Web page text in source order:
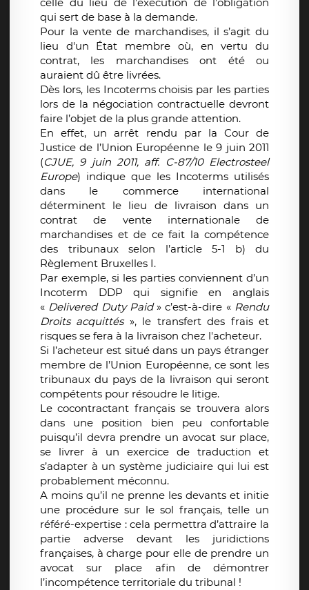
celle du lieu de l’exécution de l’obligation
qui sert de base à la demande.
Pour la vente de marchandises, il s’agit du
lieu d'un État membre où, en vertu du
contrat, les marchandises ont été ou
auraient dû être livrées.
Dès lors, les Incoterms choisis par les parties
lors de la négociation contractuelle devront
faire l’objet de la plus grande attention.
En effet, un arrêt rendu par la Cour de
Justice de l’Union Européenne le 9 juin 2011
(CJUE, 9 juin 2011, aff. C-87/10 Electrosteel
Europe) indique que les Incoterms utilisés
dans le commerce international
déterminent le lieu de livraison dans un
contrat de vente internationale de
marchandises et de ce fait la compétence
des tribunaux selon l’article 5-1 b) du
Règlement Bruxelles I.
Par exemple, si les parties conviennent d’un
Incoterm DDP qui signifie en anglais
« Delivered Duty Paid» c’est-à-dire « Rendu
Droits acquittés», le transfert des frais et
risques se fera à la livraison chez l'acheteur.
Si l’acheteur est situé dans un pays étranger
membre de l’Union Européenne, ce sont les
tribunaux du pays de la livraison qui seront
compétents pour résoudre le litige.
Le cocontractant français se trouvera alors
dans une position bien peu confortable
puisqu’il devra prendre un avocat sur place,
se livrer à un exercice de traduction et
s’adapter à un système judiciaire qui lui est
probablement méconnu.
A moins qu’il ne prenne les devants et initie
une procédure sur le sol français, telle un
référé-expertise : cela permettra d’attraire la
partie adverse devant les juridictions
françaises, à charge pour elle de prendre un
avocat sur place afin de démontrer
l’incompétence territoriale du tribunal !